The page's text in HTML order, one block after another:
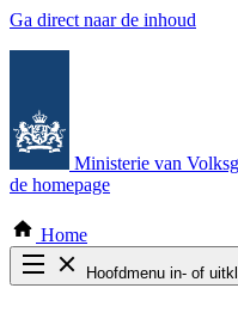
Ga direct naar de inhoud
Ministerie van
de homepage
Home
Hoofdmenu in- of